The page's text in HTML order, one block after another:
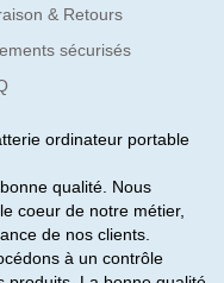
& Retours
sécurisés
ordinateur portable
qualité. Nous
coeur de notre métier,
de nos clients.
à un contrôle